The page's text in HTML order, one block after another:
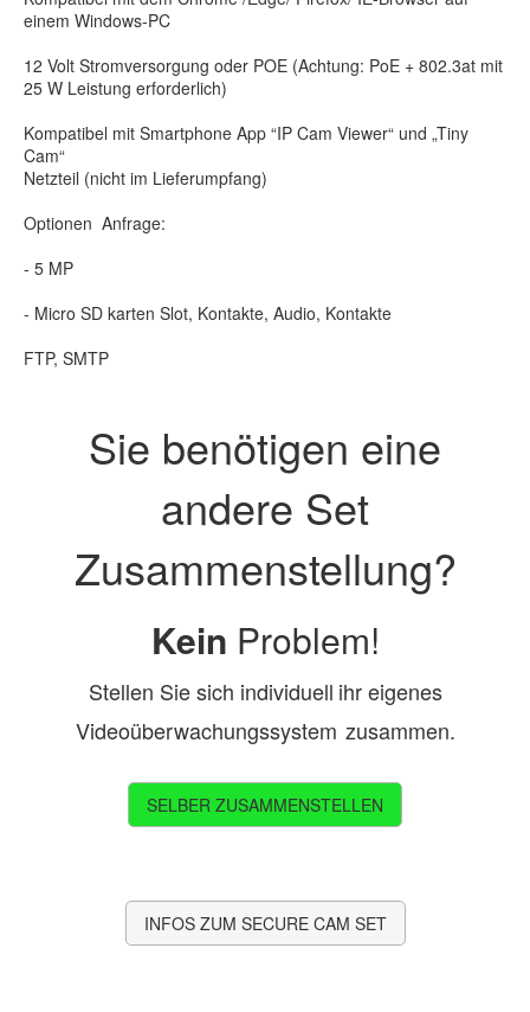
einem Windows-PC
12 Volt Stromversorgung oder POE (Achtung: PoE + 802.3at mit
25 W Leistung erforderlich)
Kompatibel mit Smartphone App “IP Cam Viewer“ und „Tiny
Cam“
Netzteil (nicht im Lieferumpfang)
Optionen Anfrage:
- 5 MP
- Micro SD karten Slot, Kontakte, Audio, Kontakte
FTP, SMTP
Sie benötigen eine
andere Set
Zusammenstellung?
Kein Problem!
Stellen Sie sich individuell ihr eigenes
Videoüberwachungssystem zusammen.
SELBER ZUSAMMENSTELLEN
INFOS ZUM SECURE CAM SET